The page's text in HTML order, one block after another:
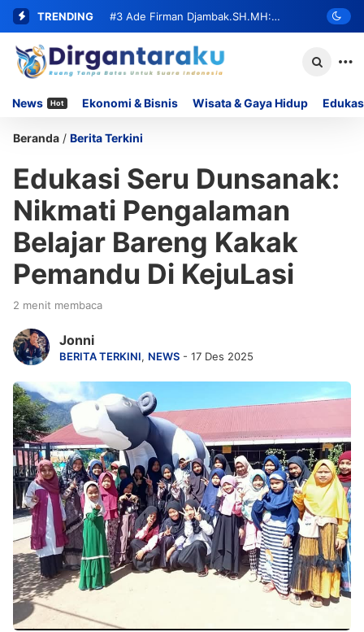
TRENDING #3 Ade Firman Djambak.SH.MH:
Kasus Dugaan Penipuan Tanah Oleh
News Hot Ekonomi & Bisnis Wisata & Gaya Hidup
Beranda / Berita Terkini
Edukasi Seru Dunsanak:
Nikmati Pengalaman
Belajar Bareng Kakak
Pemandu Di KejuLasi
2 menit membaca
Jonni
BERITA TERKINI, NEWS - 17 Des 2025